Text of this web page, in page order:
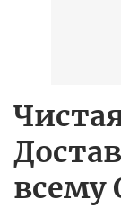
всему